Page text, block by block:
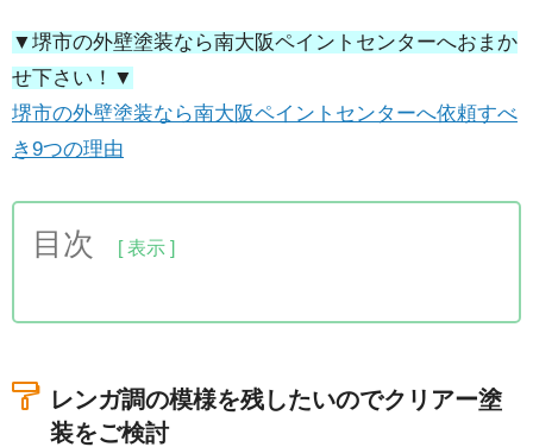
▼堺市の外壁塗装なら南大阪ペイントセンターへおまか
せ下さい！▼
堺市の外壁塗装なら南大阪ペイントセンターへ依頼すべ
き9つの理由
目次
1.レンガ調の模様を残したいのでクリアー塗装をご
2.クリアーによる外壁塗装前後の比較
3.堺市北区で実施したクリアーによる外壁塗装
レンガ調の模様を残したいのでクリアー塗
装をご検討